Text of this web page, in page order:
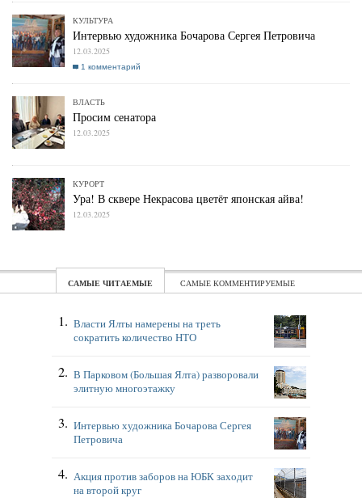
КУЛЬТУРА
Интервью художника Бочарова Сергея Петровича
12.03.2025
1 комментарий
ВЛАСТЬ
Просим сенатора
12.03.2025
КУРОРТ
Ура! В сквере Некрасова цветёт японская айва!
12.03.2025
ЧИТАЕМЫЕ КОММЕНТИРУЕМЫЕ
Власти Ялты намерены на треть
сократить количество НТО
В Парковом (Большая Ялта) разворовали
элитную многоэтажку
Интервью художника Бочарова Сергея
Петровича
Акция против заборов на ЮБК заходит
на второй круг